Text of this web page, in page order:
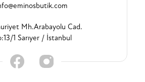
Mh.Arabayolu Cad.
1 Sarıyer / İstanbul